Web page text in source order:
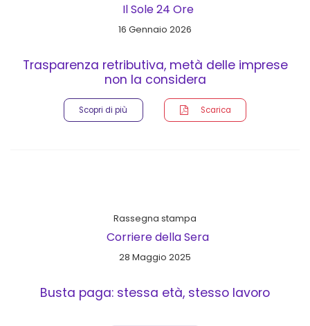
Il Sole 24 Ore
16 Gennaio 2026
Trasparenza retributiva, metà delle imprese
non la considera
Scopri di più Scarica
Rassegna stampa
Corriere della Sera
28 Maggio 2025
Busta paga: stessa età, stesso lavoro